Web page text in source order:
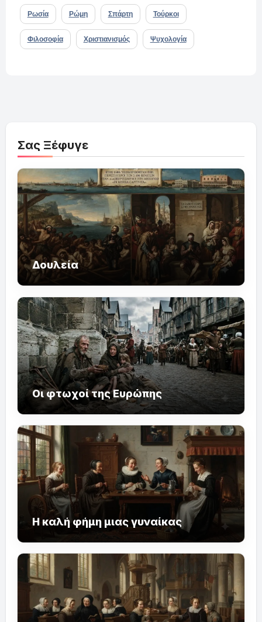
Ρωσία Ρώμη Σπάρτη Τούρκοι
Φιλοσοφία Χριστιανισμός Ψυχολογία
Σας Ξέφυγε
Δουλεία
Οι φτωχοί της Ευρώπης
Η καλή φήμη μιας γυναίκας